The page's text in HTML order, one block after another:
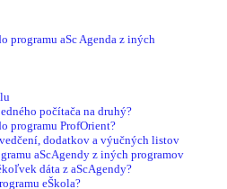
programu aSc Agenda z iných
počítača na druhý?
programu ProfOrient?
dodatkov a výučných listov
aScAgendy z iných programov
dáta z aScAgendy?
eŠkola?